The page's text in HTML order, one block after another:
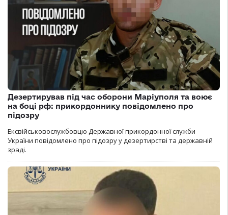
Дезертирував під час оборони Маріуполя та воює
на боці рф: прикордоннику повідомлено про
підозру
Ексвійськовослужбовцю Державної прикордонної служби
України повідомлено про підозру у дезертирстві та державній
зраді.